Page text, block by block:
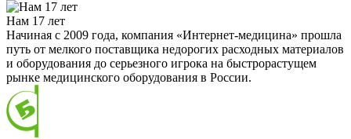
Нам 17 лет
Начиная с 2009 года, компания «Интернет-медицина» прошла
путь от мелкого поставщика недорогих расходных материалов
и оборудования до серьезного игрока на быстрорастущем
рынке медицинского оборудования в России.